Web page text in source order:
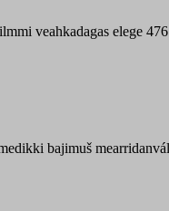
veahkadagas elege
bajimuš